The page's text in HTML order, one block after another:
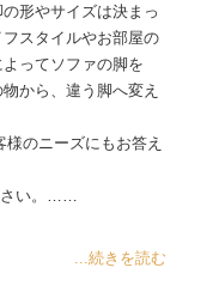
形やサイズは決まっ
スタイルやお部屋の
ってソファの脚を
から、違う脚へ変え
のニーズにもお答え
さい。……
...続きを読む